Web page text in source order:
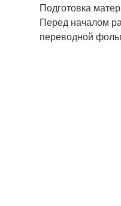
Подготовка
Перед началом
переводной